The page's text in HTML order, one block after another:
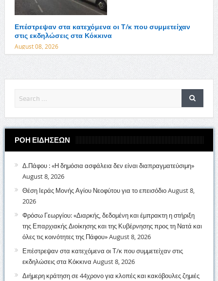
Επέστρεψαν στα κατεχόμενα οι Τ/κ που συμμετείχαν
στις εκδηλώσεις στα Κόκκινα
August 08, 2026
ΡΟΗ ΕΙΔΗΣΕΩΝ
Δ.Πάφου : «Η δημόσια ασφάλεια δεν είναι διαπραγματεύσιμη»
August 8, 2026
Θέση Ιεράς Μονής Αγίου Νεοφύτου για το επεισόδιοAugust 8,
2026
Φρόσω Γεωργίου: «Διαρκής, δεδομένη και έμπρακτη η στήριξη
της Επαρχιακής Διοίκησης και της Κυβέρνησης προς τη Νατά και
όλες τις κοινότητες της Πάφου»August 8, 2026
Επέστρεψαν στα κατεχόμενα οι Τ/κ που συμμετείχαν στις
εκδηλώσεις στα Κόκκινα August 8, 2026
Διήμερη κράτηση σε 44χρονο για κλοπές και κακόβουλες ζημιές